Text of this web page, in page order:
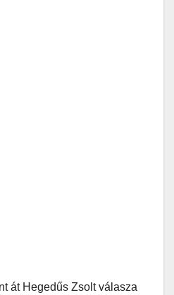
át Hegedűs Zsolt válasza